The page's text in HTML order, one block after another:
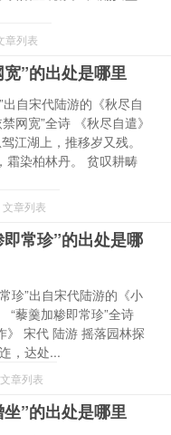
章列表
”的出处是哪里
出自宋代陆游的《秋尽自
网宽”全诗 《秋尽自遣》
江湖上，推移岁又残。
霜染柏林丹。 贫叹耕畴
文章列表
常珍”的出处是哪
珍”出自宋代陆游的《小
“藜羹加糁即常珍”全诗
》 宋代 陆游 摇落园林探
，达处...
文章列表
”的出处是哪里